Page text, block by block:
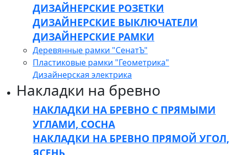
ДИЗАЙНЕРСКИЕ РОЗЕТКИ
ДИЗАЙНЕРСКИЕ ВЫКЛЮЧАТЕЛИ
ДИЗАЙНЕРСКИЕ РАМКИ
Деревянные рамки "СенатЪ"
Пластиковые рамки "Геометрика"
Дизайнерская электрика
Накладки на бревно
НАКЛАДКИ НА БРЕВНО С ПРЯМЫМИ
УГЛАМИ, СОСНА
НАКЛАДКИ НА БРЕВНО ПРЯМОЙ УГОЛ,